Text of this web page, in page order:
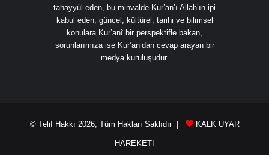
tahayyül eden, bu minvalde Kur’an’ı Allah’ın ipi
kabul eden, güncel, kültürel, tarihi ve bilimsel
konulara Kur’anî bir perspektifle bakan,
sorunlarımıza ise Kur’an’dan cevap arayan bir
medya kuruluşudur.
© Telif Hakkı 2026, Tüm Hakları Saklıdır | KALK UYAR
HAREKETİ